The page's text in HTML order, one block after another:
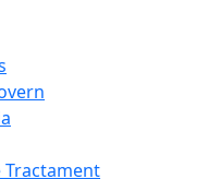
Tractament